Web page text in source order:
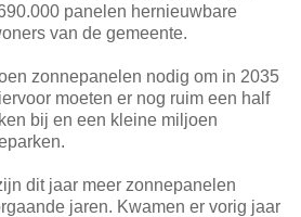
panelen hernieuwbare
van de gemeente.
zonnepanelen nodig om in 2035
moeten er nog ruim een half
bij en een kleine miljoen
dit jaar meer zonnepanelen
jaren. Kwamen er vorig jaar